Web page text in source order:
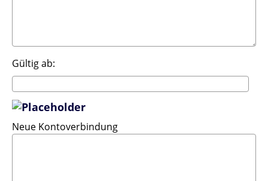
Gültig ab:
Neue Kontoverbindung